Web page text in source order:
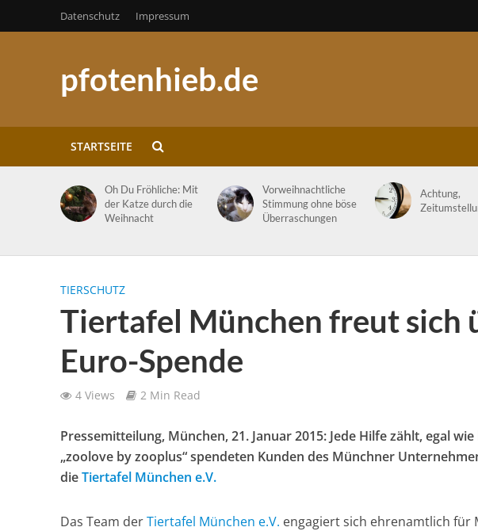
Datenschutz Impressum
pfotenhieb.de
STARTSEITE
Oh Du Fröhliche: Mit
der Katze durch die
Weihnacht
Vorweihnachtliche
Stimmung ohne böse
Überraschungen
Achtung,
TIERSCHUTZ
Tiertafel München freut sich
Euro-Spende
4 Views 2 Min Read
Pressemitteilung, München, 21. Januar 2015: Jede Hilfe zählt, egal
„zoolove by zooplus“ spendeten Kunden des Münchner
dieTiertafel München e.V.
Das Team derTiertafel München e.V. engagiert sich ehrenamtlich für